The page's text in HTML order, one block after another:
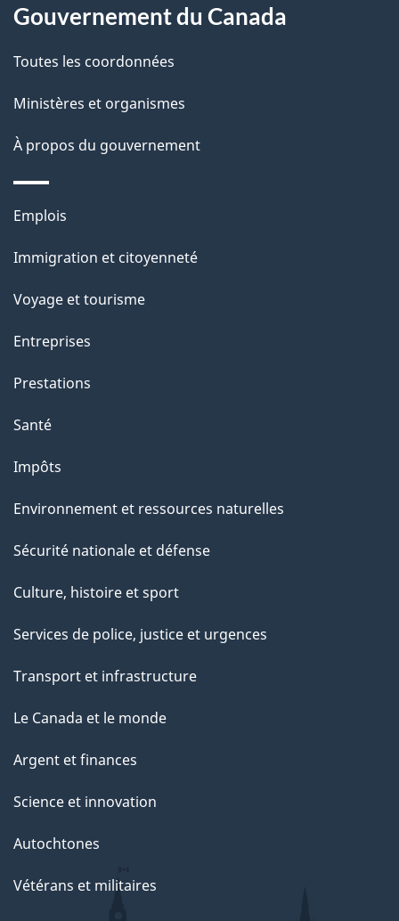
i
l
s
d
e
l
a
p
a
g
e
propos
de
ce
site
Gouvernement du Canada
Toutes les coordonnées
Ministères et organismes
À propos du gouvernement
Thèmes
sujets
Emplois
Immigration et citoyenneté
Voyage et tourisme
Entreprises
Prestations
Santé
Impôts
Environnement et ressources naturelles
Sécurité nationale et défense
Culture, histoire et sport
Services de police, justice et urgences
Transport et infrastructure
Le Canada et le monde
Argent et finances
Science et innovation
Autochtones
Vétérans et militaires